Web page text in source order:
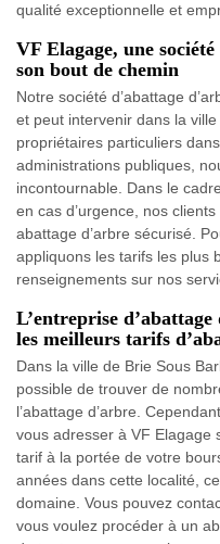
qualité exceptionnelle et
VF Elagage, une
son bout de chemin
Notre société d’abattage
et peut intervenir dans la
propriétaires particuliers
administrations publiques,
incontournable. Dans le
en cas d’urgence, nos
abattage d’arbre sécurisé.
appliquons les tarifs les plus
renseignements sur nos
L’entreprise
les meilleurs tarifs
Dans la ville de Brie Sous
possible de trouver de
l’abattage d’arbre.
vous adresser à VF Elagage
tarif à la portée de votre
années dans cette localité,
domaine. Vous pouvez
vous voulez procéder à un